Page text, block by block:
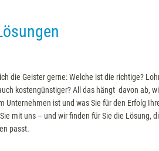
die Geister gerne: Welche ist die richtige?
kostengünstiger? All das hängt davon ab,
Unternehmen ist und was Sie für den Erfolg
mit uns – und wir finden für Sie die Lösung,
passt.